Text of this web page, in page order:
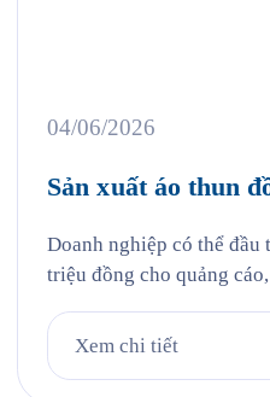
04/06/2026
Sản xuất áo thun
Doanh nghiệp có thể đầu
triệu đồng cho quảng
khách hàng nhớ đến lại
gũi nhất, đó chính là
Xem chi tiết